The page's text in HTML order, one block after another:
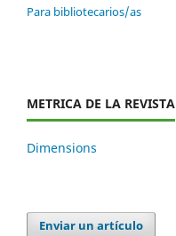
Para bibliotecarios/as
METRICA DE LA REVISTA
Dimensions
Enviar un artículo